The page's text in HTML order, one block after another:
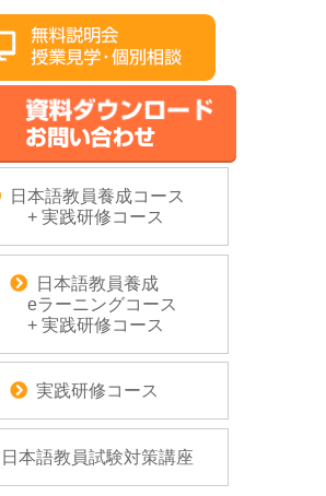
日本語教員養成コース
+ 実践研修コース
日本語教員養成
eラーニングコース
+ 実践研修コース
実践研修コース
日本語教員試験対策講座